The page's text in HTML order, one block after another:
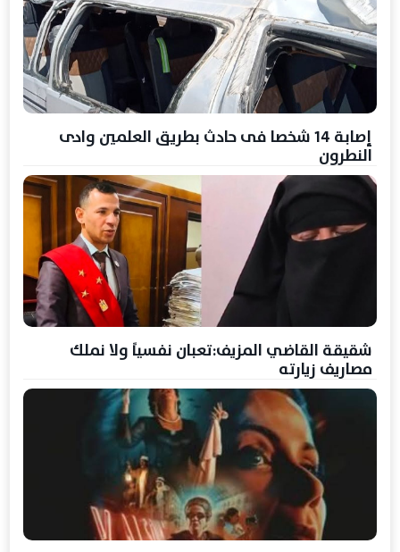
إصابة 14 شخصا فى حادث بطريق العلمين وادى
النطرون
شقيقة القاضي المزيف:تعبان نفسياً ولا نملك
مصاريف زيارته